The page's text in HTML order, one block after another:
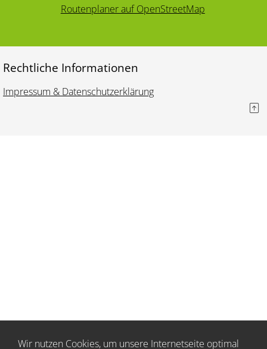
Wir nutzen Cookies, um unsere Internetseite optimal
Routenplaner auf OpenStreetMap
Rechtliche Informationen
Impressum & Datenschutzerklärung